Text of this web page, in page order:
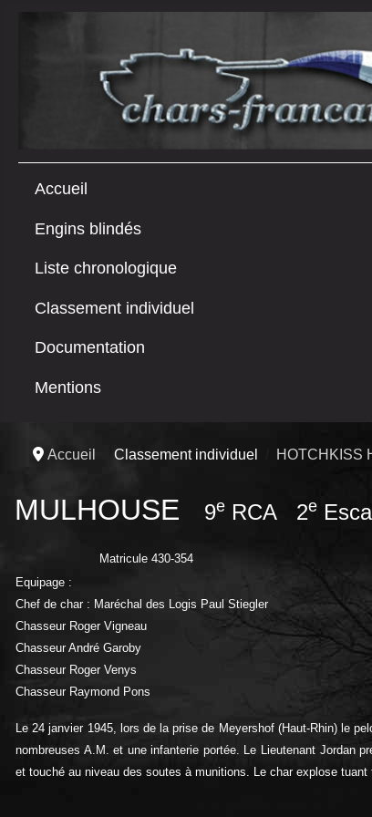
Accueil
Engins blindés
Liste chronologique
Classement individuel
Documentation
Mentions
Accueil Classement individuel HOTCHKISS
MULHOUSE 9e RCA 2e
Matricule 430-354
Equipage :
Chef de char : Maréchal des Logis Paul Stiegler
Chasseur Roger Vigneau
Chasseur André Garoby
Chasseur Roger Venys
Chasseur Raymond Pons
Le 24 janvier 1945, lors de la prise de Meyershof (Haut-Rhin) le
nombreuses A.M. et une infanterie portée. Le Lieutenant Jordan
et touché au niveau des soutes à munitions. Le char explose